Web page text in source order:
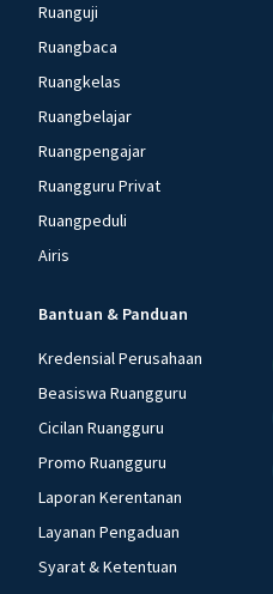
Ruanguji
Ruangbaca
Ruangkelas
Ruangbelajar
Ruangpengajar
Ruangguru Privat
Ruangpeduli
Airis
Bantuan & Panduan
Kredensial Perusahaan
Beasiswa Ruangguru
Cicilan Ruangguru
Promo Ruangguru
Laporan Kerentanan
Layanan Pengaduan
Syarat & Ketentuan